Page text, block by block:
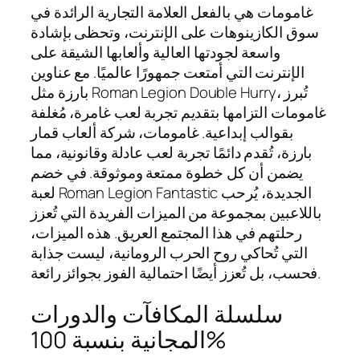
غامومات هي بالفعل العلامة التجارية الرائدة في
سوق الكازينوهات على الإنترنت، وتحظى بإشادة
واسعة لجودتها العالية وألعابها الشيقة على
الإنترنت التي أمتعت جمهورًا عالميًا. مع عناوين
بارزة مثل Roman Legion Double Hurry، تُبرز
غامومات التزامها بتقديم تجربة لعب غامرة، مُغلفة
بقوالب إبداعية. غامومات، شركة ألعاب قمار
بارزة، تُقدم دائمًا تجربة لعب عادلة وقانونية، مما
يضمن أن كل خطوة ممتعة وموثوقة. في خضم
لعبة Roman Legion Fantastic الجديدة، يُرحب
باللاعبين بمجموعة من الميزات الفريدة التي تُعزز
رحلتهم في هذا المجتمع العريق. هذه الميزات،
التي تُحاكي روح الحرب الرومانية، ليست جذابة
فحسب، بل تُعزز أيضًا احتمالية الفوز بجوائز رائعة.
سلسلة المكافآت والدورات
المجانية بنسبة 100%